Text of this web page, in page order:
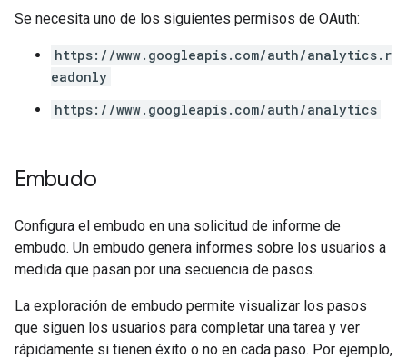
Se necesita uno de los siguientes permisos de OAuth:
https://www.googleapis.com/auth/analytics.r
eadonly
https://www.googleapis.com/auth/analytics
Embudo
Configura el embudo en una solicitud de informe de
embudo. Un embudo genera informes sobre los usuarios a
medida que pasan por una secuencia de pasos.
La exploración de embudo permite visualizar los pasos
que siguen los usuarios para completar una tarea y ver
rápidamente si tienen éxito o no en cada paso. Por ejemplo,